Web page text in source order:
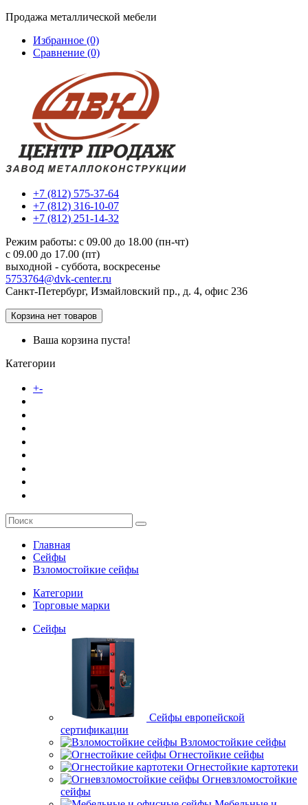
Продажа металлической мебели
Избранное (0)
Сравнение (0)
+7 (812) 575-37-64
+7 (812) 316-10-07
+7 (812) 251-14-32
Режим работы: c 09.00 до 18.00 (пн-чт)
c 09.00 до 17.00 (пт)
выходной - суббота, воскресенье
5753764@dvk-center.ru
Санкт-Петербург, Измайловский пр., д. 4, офис 236
Корзина нет товаров
Ваша корзина пуста!
Категории
+-
Главная
Сейфы
Взломостойкие сейфы
Категории
Торговые марки
Сейфы
Сейфы европейской
сертификации
Взломостойкие сейфы
Огнестойкие сейфы
Огнестойкие картотеки
Огневзломостойкие
сейфы